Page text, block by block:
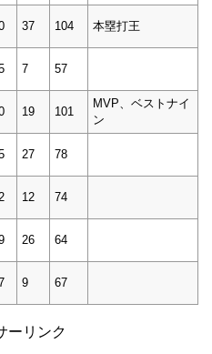
37 104 本塁打王
7 57
19 101
MVP、ベストナイ
ン
27 78
12 74
26 64
9 67
ーリンク